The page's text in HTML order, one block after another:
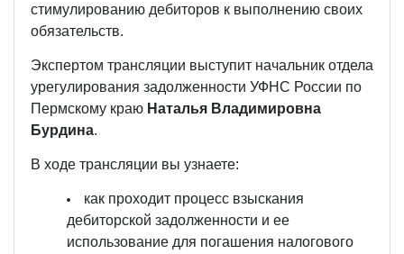
стимулированию дебиторов к выполнению своих
обязательств.
Экспертом трансляции выступит начальник отдела
урегулирования задолженности УФНС России по
Пермскому краю Наталья Владимировна
Бурдина.
В ходе трансляции вы узнаете:
как проходит процесс взыскания
дебиторской задолженности и ее
использование для погашения налогового